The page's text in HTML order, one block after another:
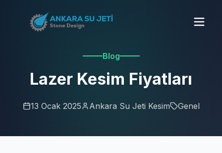
Blog
Lazer Kesim Fiyatları
13 Ocak 2025 Ankara Su Jeti Kesim Genel